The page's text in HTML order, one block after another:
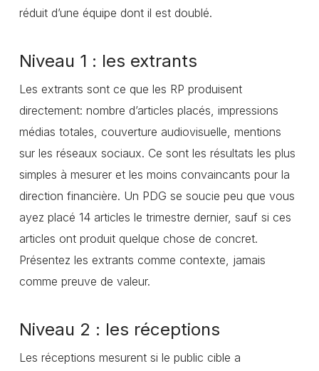
réduit d’une équipe dont il est doublé.
Niveau 1 : les extrants
Les extrants sont ce que les RP produisent
directement: nombre d’articles placés, impressions
médias totales, couverture audiovisuelle, mentions
sur les réseaux sociaux. Ce sont les résultats les plus
simples à mesurer et les moins convaincants pour la
direction financière. Un PDG se soucie peu que vous
ayez placé 14 articles le trimestre dernier, sauf si ces
articles ont produit quelque chose de concret.
Présentez les extrants comme contexte, jamais
comme preuve de valeur.
Niveau 2 : les réceptions
Les réceptions mesurent si le public cible a